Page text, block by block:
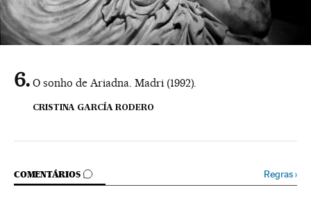
O sonho de Ariadna. Madri (1992).
CRISTINA GARCÍA RODERO
COMENTÁRIOS
COMENTÁRIOS Regras›